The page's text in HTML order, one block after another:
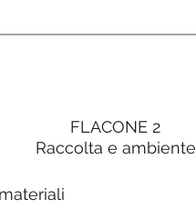
FLACONE 2
Raccolta e ambiente